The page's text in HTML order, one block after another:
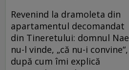
Revenind la dramoleta din
apartamentul decomandat
din Tineretului: domnul Nae
nu-l vinde, „că nu-i convine“,
după cum îmi explică